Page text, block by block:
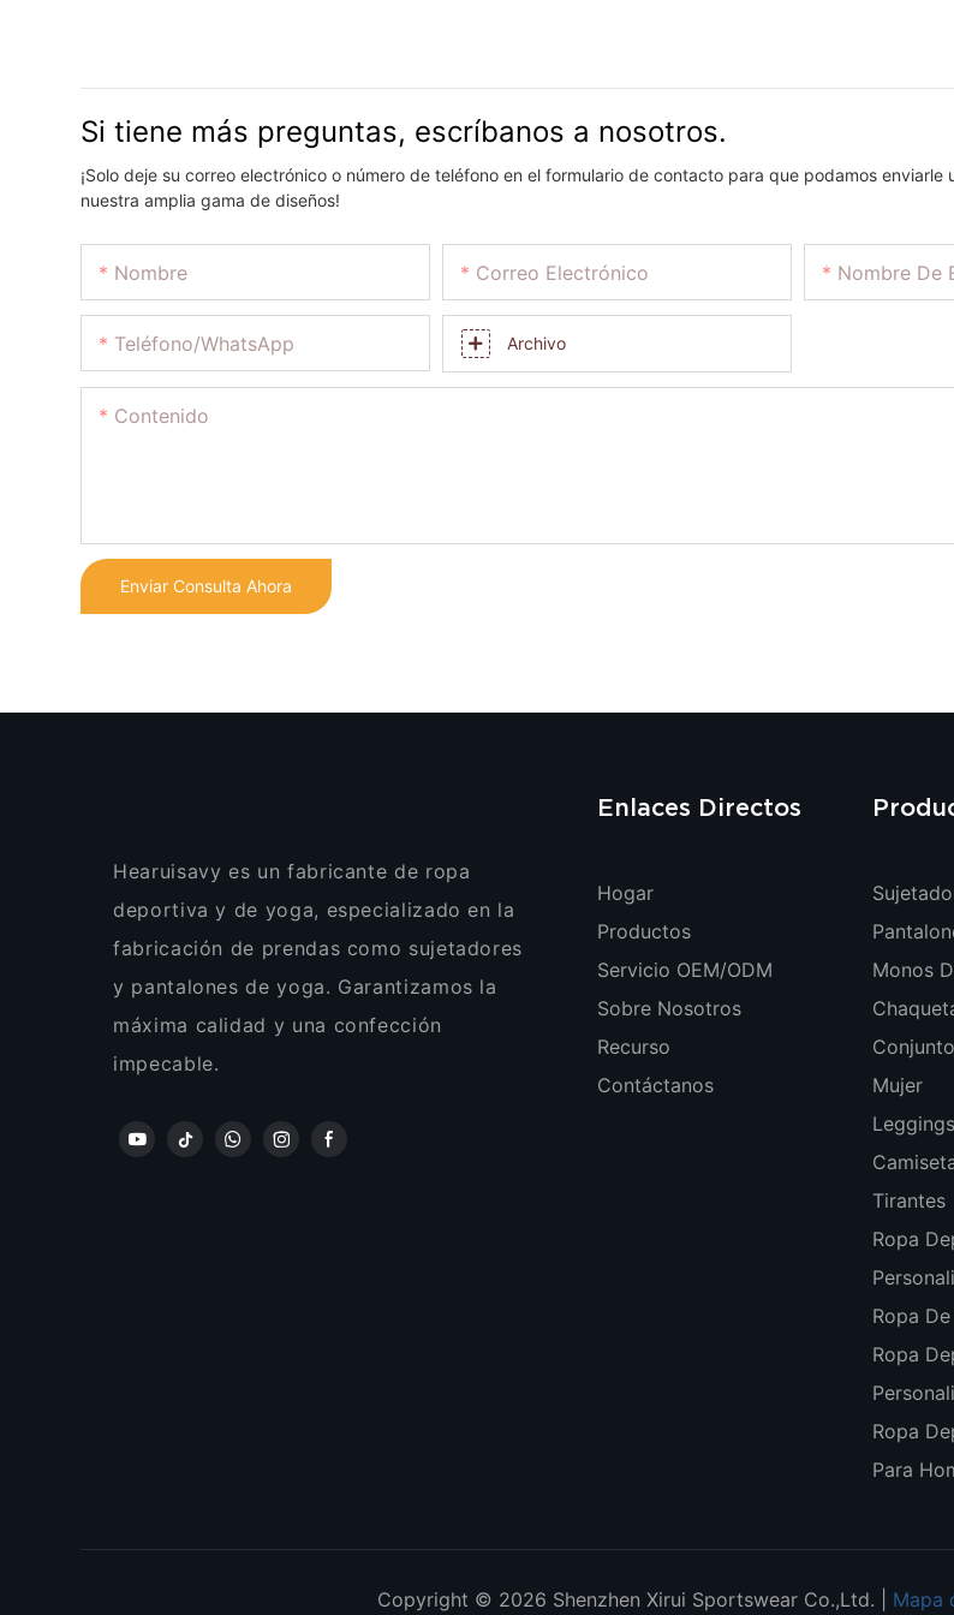
Si tiene más preguntas, escríbanos a nosotros.
¡Solo deje su correo electrónico o número de teléfono en el formulario de contacto para que podamos enviarle
nuestra amplia gama de diseños!
Nombre Correo Electrónico Nombre De
Teléfono/WhatsApp Archivo
Contenido
Enviar Consulta Ahora
Hearuisavy es un fabricante de ropa
deportiva y de yoga, especializado en la
fabricación de prendas como sujetadores
y pantalones de yoga. Garantizamos la
máxima calidad y una confección
impecable.
Enlaces Directos
Hogar
Productos
Servicio OEM/ODM
Sobre Nosotros
Recurso
Contáctanos
Monos
Mujer
Tirantes
Ropa
Ropa
Ropa
Ropa
Para
Copyright © 2026 Shenzhen Xirui Sportswear Co.,Ltd. | Mapa